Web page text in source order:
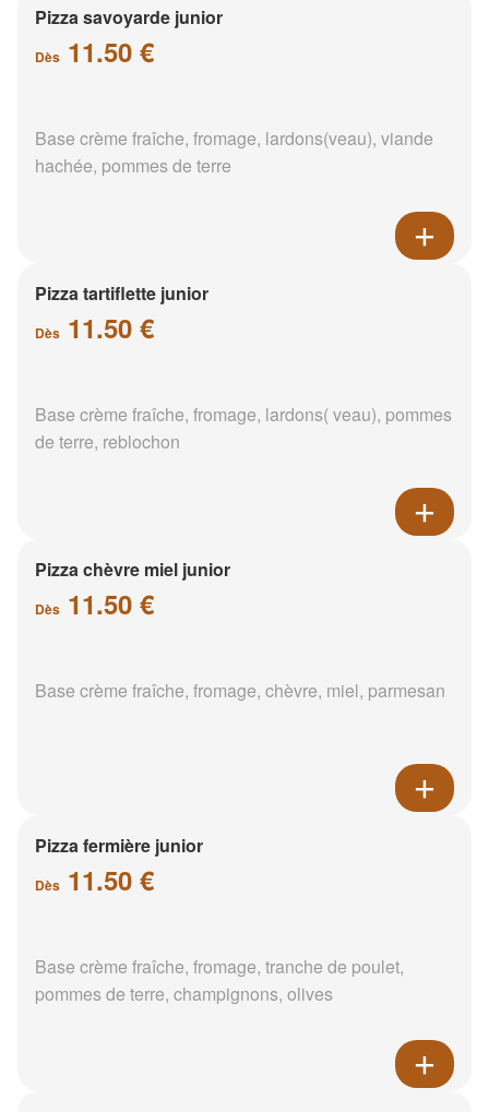
Pizza savoyarde junior
Dès 11.50 €
Base crème fraîche, fromage, lardons(veau), viande
hachée, pommes de terre
Pizza tartiflette junior
Dès 11.50 €
Base crème fraîche, fromage, lardons( veau), pommes
de terre, reblochon
Pizza chèvre miel junior
Dès 11.50 €
Base crème fraîche, fromage, chèvre, miel, parmesan
Pizza fermière junior
Dès 11.50 €
Base crème fraîche, fromage, tranche de poulet,
pommes de terre, champignons, olives